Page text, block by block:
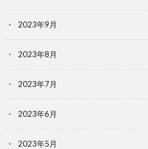
2023年9月
2023年8月
2023年7月
2023年6月
2023年5月